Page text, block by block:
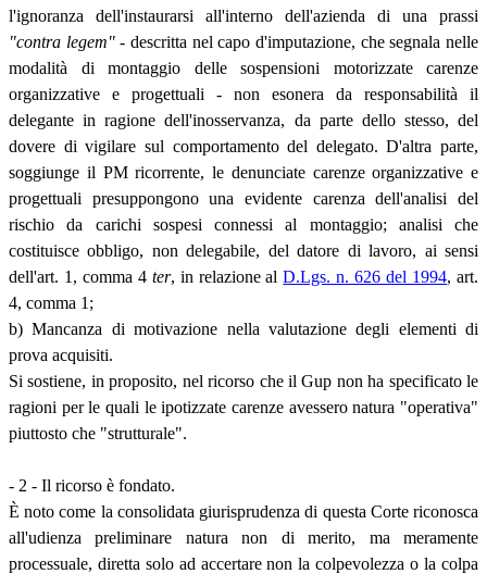
l'ignoranza dell'instaurarsi all'interno dell'azienda di una prassi
"contra legem"- descritta nel capo d'imputazione, che segnala nelle
modalità di montaggio delle sospensioni motorizzate carenze
organizzative e progettuali - non esonera da responsabilità il
delegante in ragione dell'inosservanza, da parte dello stesso, del
dovere di vigilare sul comportamento del delegato. D'altra parte,
soggiunge il PM ricorrente, le denunciate carenze organizzative e
progettuali presuppongono una evidente carenza dell'analisi del
rischio da carichi sospesi connessi al montaggio; analisi che
costituisce obbligo, non delegabile, del datore di lavoro, ai sensi
dell'art. 1, comma 4 ter, in relazione alD.Lgs. n. 626 del 1994, art.
4, comma 1;
b) Mancanza di motivazione nella valutazione degli elementi di
prova acquisiti.
Si sostiene, in proposito, nel ricorso che il Gup non ha specificato le
ragioni per le quali le ipotizzate carenze avessero natura "operativa"
piuttosto che "strutturale".
- 2 - Il ricorso è fondato.
È noto come la consolidata giurisprudenza di questa Corte riconosca
all'udienza preliminare natura non di merito, ma meramente
processuale, diretta solo ad accertare non la colpevolezza o la colpa